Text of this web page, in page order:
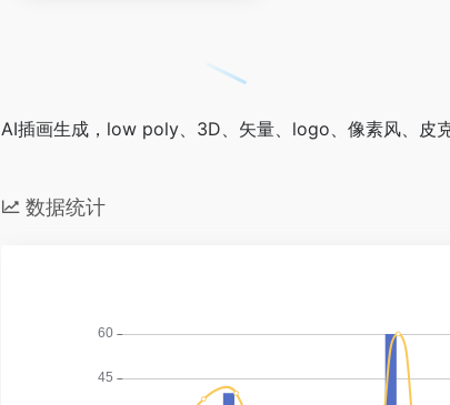
AI插画生成，low poly、3D、矢量、logo、像素风、皮
数据统计